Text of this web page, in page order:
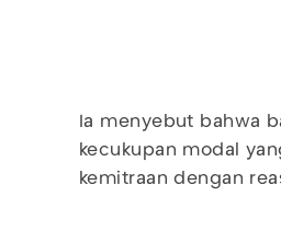
Ia menyebut bahwa
kecukupan modal
kemitraan dengan